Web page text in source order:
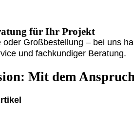
für Ihr Projekt
oder Großbestellung – bei uns
und fachkundiger Beratung.
Mit dem